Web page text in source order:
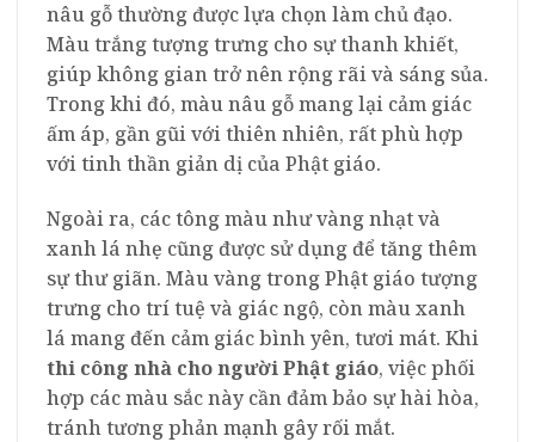
nâu gỗ thường được lựa chọn làm chủ đạo.
Màu trắng tượng trưng cho sự thanh khiết,
giúp không gian trở nên rộng rãi và sáng sủa.
Trong khi đó, màu nâu gỗ mang lại cảm giác
ấm áp, gần gũi với thiên nhiên, rất phù hợp
với tinh thần giản dị của Phật giáo.
Ngoài ra, các tông màu như vàng nhạt và
xanh lá nhẹ cũng được sử dụng để tăng thêm
sự thư giãn. Màu vàng trong Phật giáo tượng
trưng cho trí tuệ và giác ngộ, còn màu xanh
lá mang đến cảm giác bình yên, tươi mát. Khi
thi công nhà cho người Phật giáo, việc phối
hợp các màu sắc này cần đảm bảo sự hài hòa,
tránh tương phản mạnh gây rối mắt.